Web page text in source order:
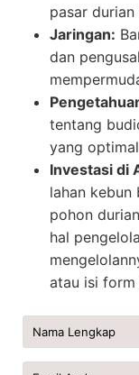
pasar
Jaringan:
dan
tentang
yang
Investasi di
lahan kebun
pohon
hal
atau isi